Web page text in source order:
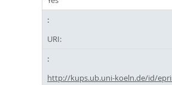
URI:
http://kups.ub.uni-koeln.de/id/